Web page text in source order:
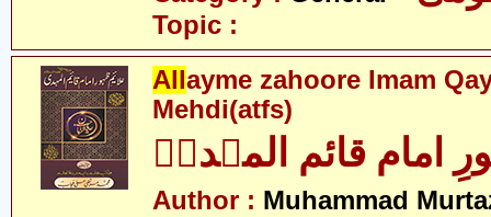
Topic :
Allayme zahoore Imam
Mehdi(atfs)
امام قائم المہدیؑ
Author : Muhammad